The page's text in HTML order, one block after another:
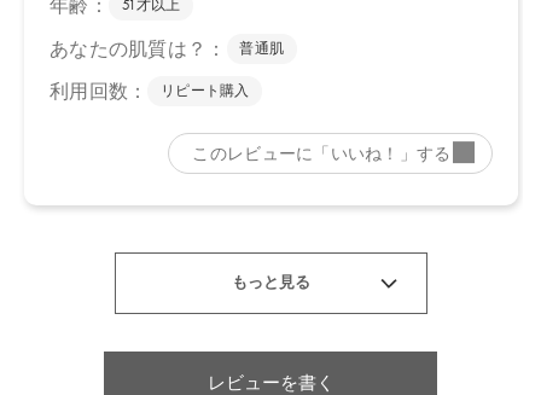
【店舗発売日】
CosmeKitchen 2024/5/15
Biople 2024/5/15
Make↗Kitchen 2024/5/15
お問い合わせください。
※発売日は予告なく変更する可能性がございます。予めご了承く
商品によっては、お届けまで１～２週間かかる場合がございます
ございます。
●パッケージのリニューアル等の理由により、成分・処方が記載と
レビューを書く